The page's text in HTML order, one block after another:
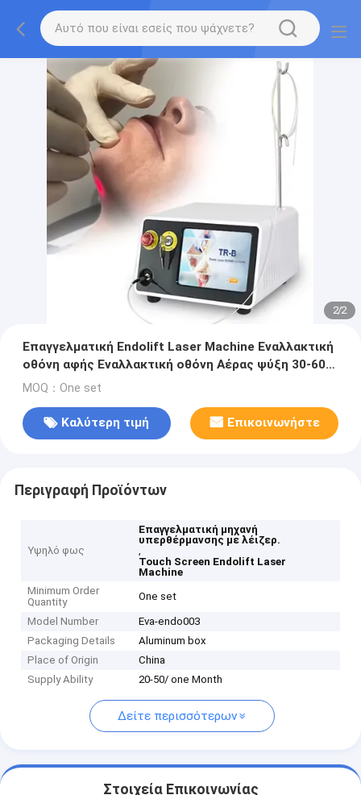
2/2
Επαγγελματική Endolift Laser Machine Εναλλακτική
οθόνη αφής Εναλλακτική οθόνη Αέρας ψύξη 30-60
λεπτά Χρόνος θεραπείας
MOQ：One set
Καλύτερη τιμή Επικοινωνήστε
Περιγραφή Προϊόντων
Υψηλό φως
Επαγγελματική μηχανή
υπερθέρμανσης με λέιζερ.
,
Touch Screen Endolift Laser
Machine
Minimum Order
Quantity
One set
Model Number
Eva-endo003
Packaging Details
Aluminum box
Place of Origin
China
Supply Ability
20-50/ one Month
Δείτε περισσότερων
Στοιχεία Επικοινωνίας